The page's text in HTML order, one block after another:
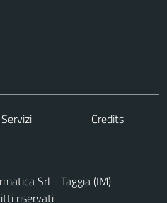
Servizi
Credits
Srl - Taggia (IM)
riservati